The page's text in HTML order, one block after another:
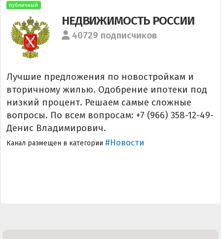
публичный
НЕДВИЖИМОСТЬ РОССИИ
40729 подписчиков
Лучшие предложения по новостройкам и
вторичному жилью. Одобрение ипотеки под
низкий процент. Решаем самые сложные
вопросы. По всем вопросам: +7 (966) 358-12-49-
Денис Владимирович.
Канал размещен в категории #Новости